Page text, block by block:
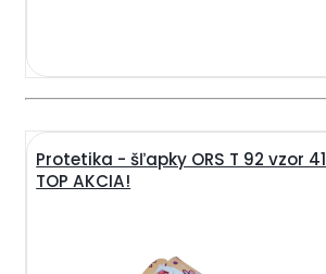
Protetika - šľapky ORS T 92 vzor 41
TOP AKCIA!